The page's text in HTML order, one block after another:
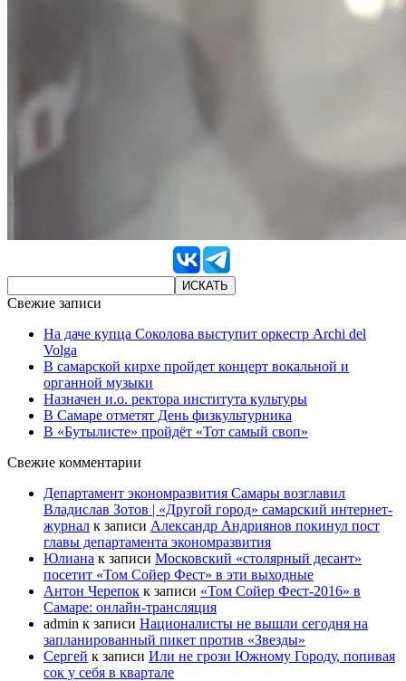
Свежие записи
На даче купца Соколова выступит оркестр Archi del
Volga
В самарской кирхе пройдет концерт вокальной и
органной музыки
Назначен и.о. ректора института культуры
В Самаре отметят День физкультурника
В «Бутылисте» пройдёт «Тот самый своп»
Свежие комментарии
Департамент экономразвития Самары возглавил
Владислав Зотов | «Другой город» самарский интернет-
журнал к записи Александр Андриянов покинул пост
главы департамента экономразвития
Юлиана к записи Московский «столярный десант»
посетит «Том Сойер Фест» в эти выходные
Антон Черепок к записи «Том Сойер Фест-2016» в
Самаре: онлайн-трансляция
admin к записи Националисты не вышли сегодня на
запланированный пикет против «Звезды»
Сергей к записи Или не грози Южному Городу, попивая
сок у себя в квартале